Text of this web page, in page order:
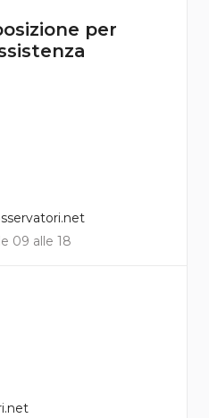
per
09 alle 18